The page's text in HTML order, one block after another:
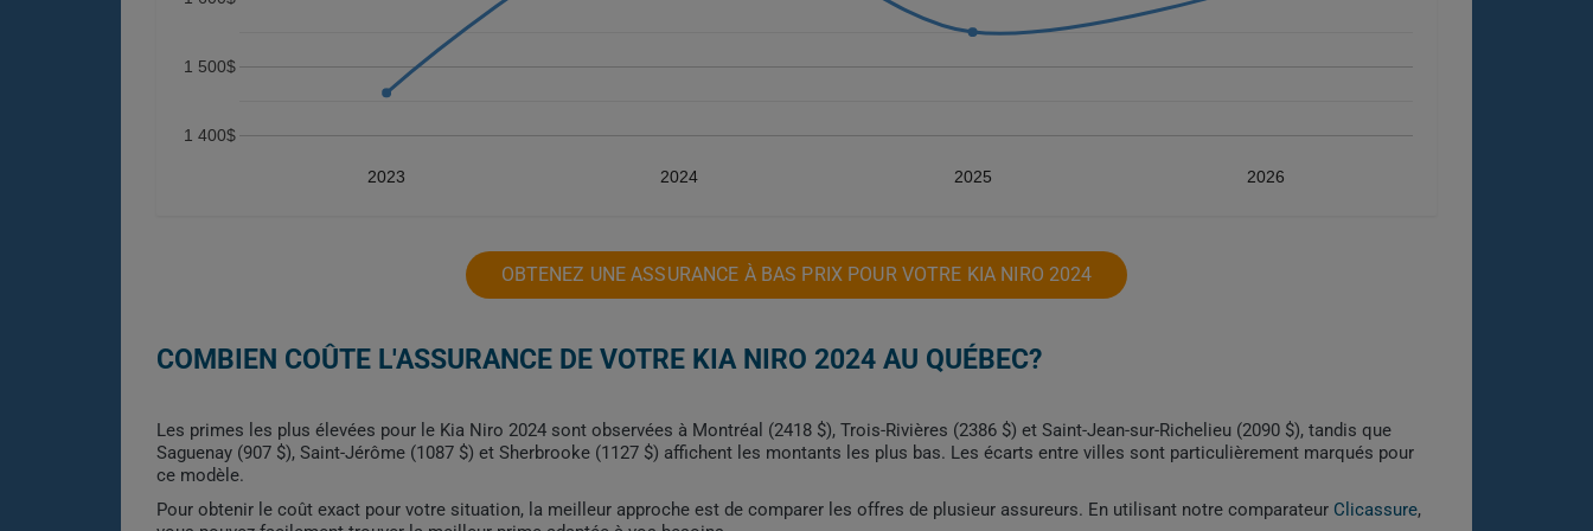
2023 2024 2025 2026
1 400$
1 500$
OBTENEZ UNE ASSURANCE À BAS PRIX POUR VOTRE KIA NIRO 2024
COMBIEN COÛTE L'ASSURANCE DE VOTRE KIA NIRO 2024 AU QUÉBEC?
Les primes les plus élevées pour le Kia Niro 2024 sont observées à Montréal (2418 $), Trois-Rivières (2386 $) et Saint-Jean-sur-Richelieu (2090 $), tandis que
Saguenay (907 $), Saint-Jérôme (1087 $) et Sherbrooke (1127 $) affichent les montants les plus bas. Les écarts entre villes sont particulièrement marqués pour
ce modèle.
Pour obtenir le coût exact pour votre situation, la meilleur approche est de comparer les offres de plusieur assureurs. En utilisant notre comparateur Clicassure,